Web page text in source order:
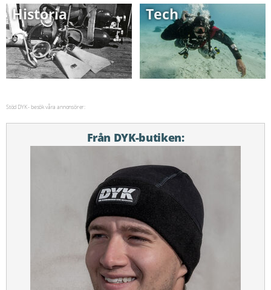
Historia Tech
Stöd DYK - besök våra annonsörer:
Från DYK-butiken: